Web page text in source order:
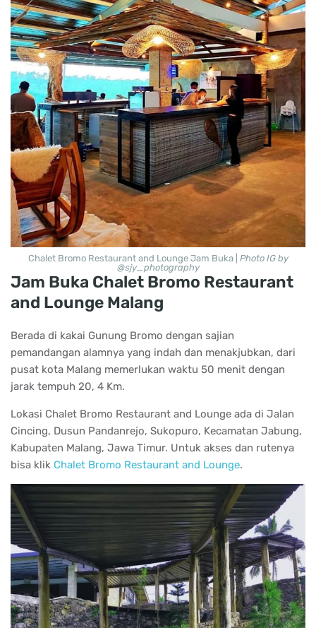
Chalet Bromo Restaurant and Lounge Jam Buka | Photo IG by
@sjy_photography
Jam Buka Chalet Bromo Restaurant
and Lounge Malang
Berada di kakai Gunung Bromo dengan sajian
pemandangan alamnya yang indah dan menakjubkan, dari
pusat kota Malang memerlukan waktu 50 menit dengan
jarak tempuh 20, 4 Km.
Lokasi Chalet Bromo Restaurant and Lounge ada di Jalan
Cincing, Dusun Pandanrejo, Sukopuro, Kecamatan Jabung,
Kabupaten Malang, Jawa Timur. Untuk akses dan rutenya
bisa klik Chalet Bromo Restaurant and Lounge.